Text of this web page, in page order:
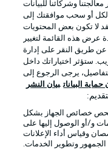
وشركائنا للبيانات
أو سحب موافقتك إلى
لا تكون بعض المحتويات
عرض هذه القائمة لتغيير
طريق النقر على إدارة
ستؤثر اختياراتك داخل
يرجى الرجوع إلى
حماية البيانات بيان النشر
فحص خصائص الجهاز بشكل
و/أو الوصول إليها على
وقياس أداء الإعلانات
وتطوير الخدمات.